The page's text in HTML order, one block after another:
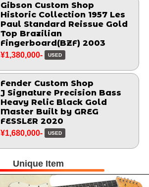
Gibson Custom Shop
Historic Collection 1957 Les
Paul Standard Reissue Gold
Top Brazilian
Fingerboard(BZF) 2003
¥1,380,000- USED
Fender Custom Shop
J Signature Precision Bass
Heavy Relic Black Gold
Master Built by GREG
FESSLER 2020
¥1,680,000- USED
Unique Item